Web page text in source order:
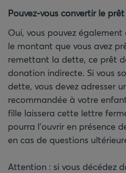
Pouvez-vous convertir le
Oui, vous pouvez
le montant que vous avez
remettant la dette, ce prêt
donation indirecte. Si vous
dette, vous devez adresser
recommandée à votre
fille laissera cette lettre
pourra l'ouvrir en présence
en cas de questions
Attention : si vous décédez